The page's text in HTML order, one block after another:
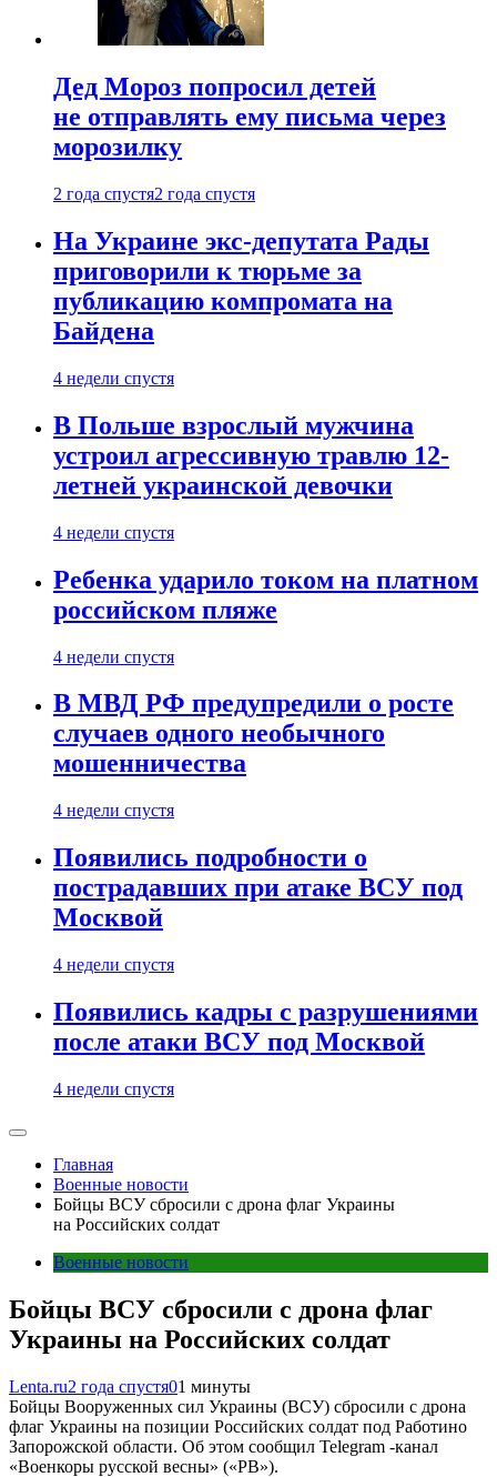
Дед Мороз попросил детей
не отправлять ему письма через
морозилку
2 года спустя2 года спустя
На Украине экс-депутата Рады
приговорили к тюрьме за
публикацию компромата на
Байдена
4 недели спустя
В Польше взрослый мужчина
устроил агрессивную травлю 12-
летней украинской девочки
4 недели спустя
Ребенка ударило током на платном
российском пляже
4 недели спустя
В МВД РФ предупредили о росте
случаев одного необычного
мошенничества
4 недели спустя
Появились подробности о
пострадавших при атаке ВСУ под
Москвой
4 недели спустя
Появились кадры с разрушениями
после атаки ВСУ под Москвой
4 недели спустя
Главная
Военные новости
Бойцы ВСУ сбросили с дрона флаг Украины
на Российских солдат
Военные новости
Бойцы ВСУ сбросили с дрона флаг
Украины на Российских солдат
Lenta.ru2 года спустя01 минуты
Бойцы Вооруженных сил Украины (ВСУ) сбросили с дрона
флаг Украины на позиции Российских солдат под Работино
Запорожской области. Об этом сообщил Telegram -канал
«Военкоры русской весны» («РВ»).